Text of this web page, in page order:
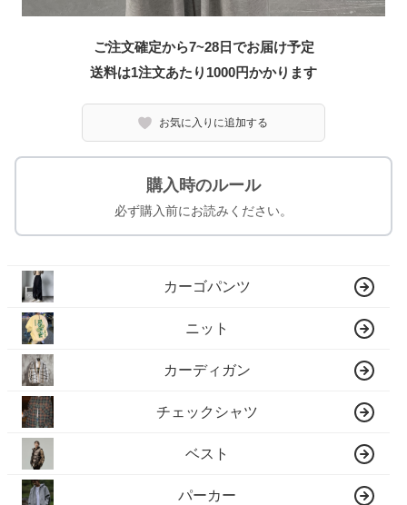
ご注文確定から7~28日でお届け予定
送料は1注文あたり 1000円かかります
お気に入りに追加する
購入時のルール
必ず購入前にお読みください。
カーゴパンツ
ニット
カーディガン
チェックシャツ
ベスト
パーカー